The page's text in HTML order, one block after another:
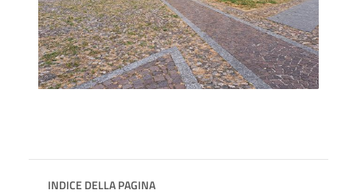
INDICE DELLA PAGINA